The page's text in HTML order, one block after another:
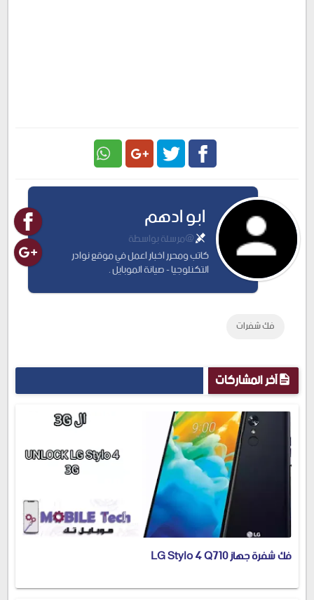
ابو ادهم
@مرسلة بواسطة
كاتب ومحرر اخبار اعمل في موقع نوادر
التكنلوجيا - صيانة الموبايل .
فك شفرات
آخر المشاركات
فك شفرة جهاز LG Stylo 4 Q710